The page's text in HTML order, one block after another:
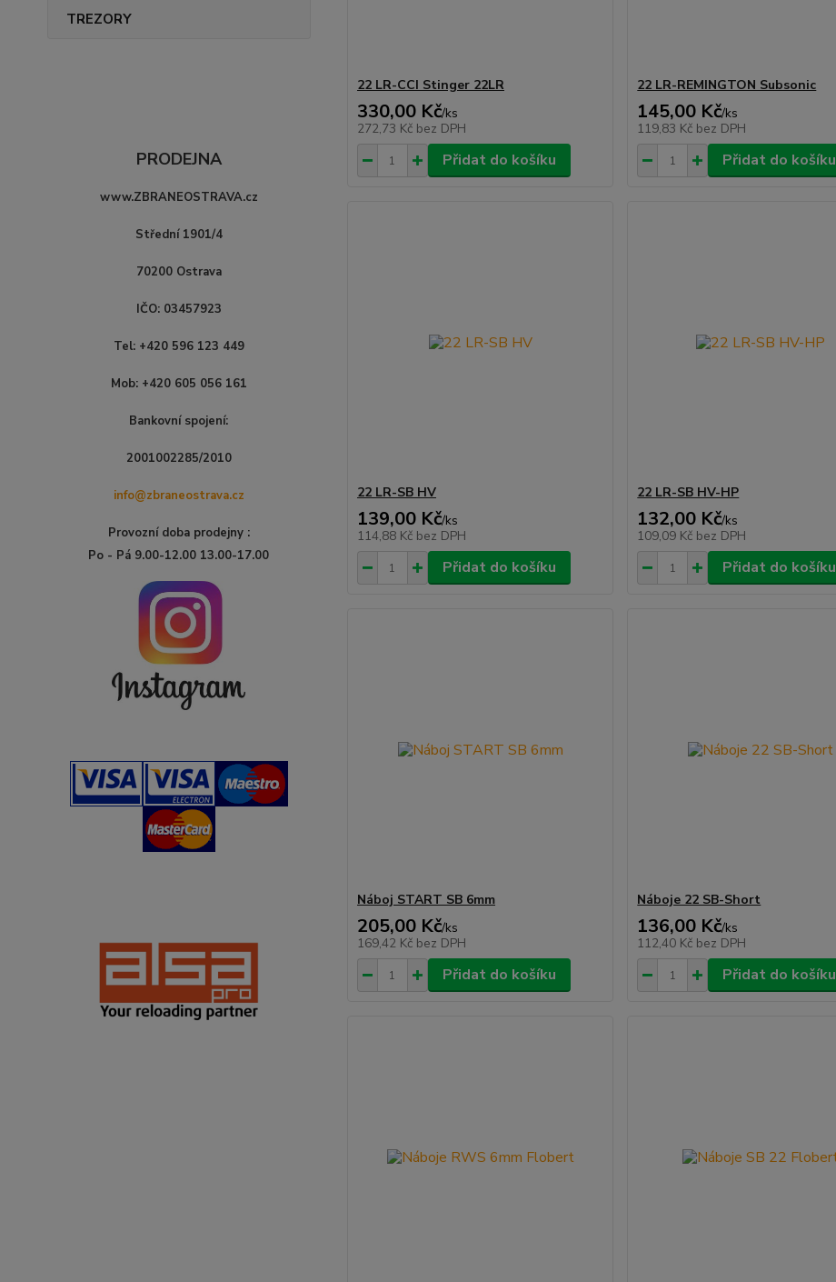
TREZORY
PRODEJNA
www.ZBRANEOSTRAVA.cz
Střední 1901/4
70200 Ostrava
IČO: 03457923
Tel: +420 596 123 449
Mob: +420 605 056 161
Bankovní spojení:
2001002285/2010
info@zbraneostrava.cz
Provozní doba prodejny :
Po - Pá 9.00-12.00 13.00-17.00
22 LR-CCI Stinger 22LR
330,00 Kč/ks
272,73 Kč bez DPH
Přidat do košíku
22 LR-REMINGTON Subsonic
145,00 Kč/ks
119,83 Kč bez DPH
Přidat do košíku
22 LR-SB HV
139,00 Kč/ks
114,88 Kč bez DPH
Přidat do košíku
22 LR-SB HV-HP
132,00 Kč/ks
109,09 Kč bez DPH
Přidat do košíku
Náboj START SB 6mm
205,00 Kč/ks
169,42 Kč bez DPH
Přidat do košíku
Náboje 22 SB-Short
136,00 Kč/ks
112,40 Kč bez DPH
Přidat do košíku